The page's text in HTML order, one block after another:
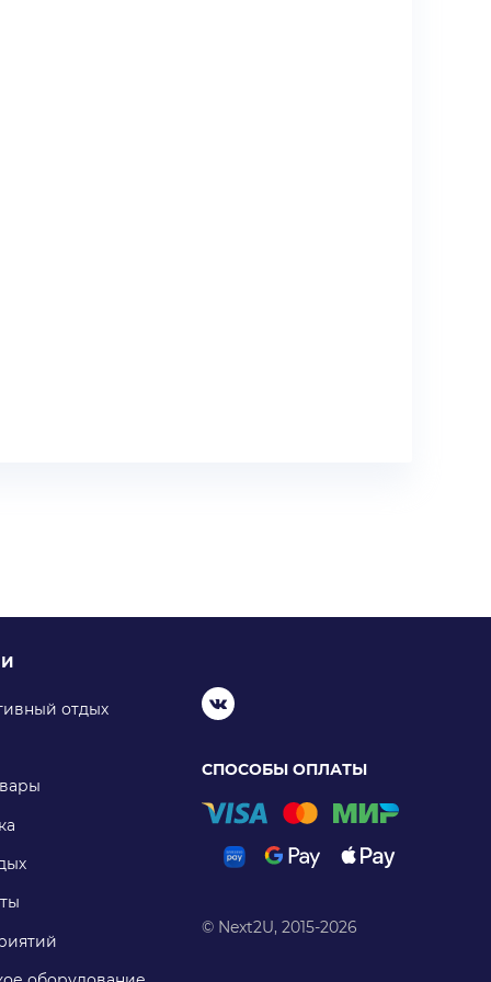
отдых
СПОСОБЫ ОПЛАТЫ
© Next2U, 2015-2026